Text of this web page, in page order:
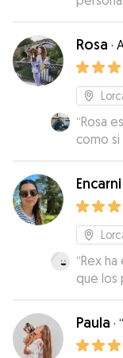
de ella
y hacia
días
perros
debe
cuatro
Kala, le
hasta
Rosa ·
“Rosa
como si
juntos.”
Encarni
“Rex
que los
chicos
Paula ·